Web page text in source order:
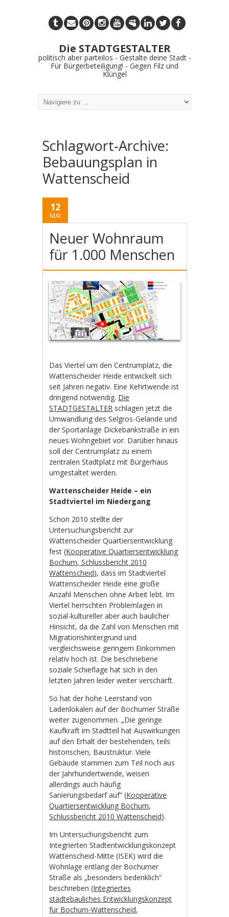
Die STADTGESTALTER
politisch aber parteilos - Gestalte deine Stadt -
Für Bürgerbeteiligung! - Gegen Filz und
Klüngel
Schlagwort-Archive:
Bebauungsplan in
Wattenscheid
12
MAI
Neuer Wohnraum
für 1.000 Menschen
Das Viertel um den Centrumplatz, die
Wattenscheider Heide entwickelt sich
seit Jahren negativ. Eine Kehrtwende ist
dringend notwendig. Die
STADTGESTALTER schlagen jetzt die
Umwandlung des Selgros-Gelände und
der Sportanlage Dickebankstraße in ein
neues Wohngebiet vor. Darüber hinaus
soll der Centrumplatz zu einem
zentralen Stadtplatz mit Bürgerhaus
umgestaltet werden.
Wattenscheider Heide – ein
Stadtviertel im Niedergang
Schon 2010 stellte der
Untersuchungsbericht zur
Wattenscheider Quartiersentwicklung
fest (Kooperative Quartiersentwicklung
Bochum, Schlussbericht 2010
Wattenscheid), dass im Stadtviertel
Wattenscheider Heide eine große
Anzahl Menschen ohne Arbeit lebt. Im
Viertel herrschten Problemlagen in
sozial-kultureller aber auch baulicher
Hinsicht, da die Zahl von Menschen mit
Migrationshintergrund und
vergleichsweise geringem Einkommen
relativ hoch ist. Die beschriebene
soziale Schieflage hat sich in den
letzten Jahren leider weiter verschärft.
So hat der hohe Leerstand von
Ladenlokalen auf der Bochumer Straße
weiter zugenommen. „Die geringe
Kaufkraft im Stadtteil hat Auswirkungen
auf den Erhalt der bestehenden, teils
historischen, Baustruktur. Viele
Gebäude stammen zum Teil noch aus
der Jahrhundertwende, weisen
allerdings auch häufig
Sanierungsbedarf auf“ (Kooperative
Quartiersentwicklung Bochum,
Schlussbericht 2010 Wattenscheid).
Im Untersuchungsbericht zum
Integrierten Stadtentwicklungskonzept
Wattenscheid-Mitte (ISEK) wird die
Wohnlage entlang der Bochumer
Straße als „besonders bedenklich“
beschrieben (Integriertes
städtebauliches Entwicklungskonzept
für Bochum-Wattenscheid,